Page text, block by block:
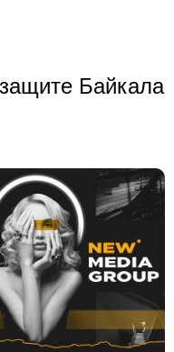
Байкала